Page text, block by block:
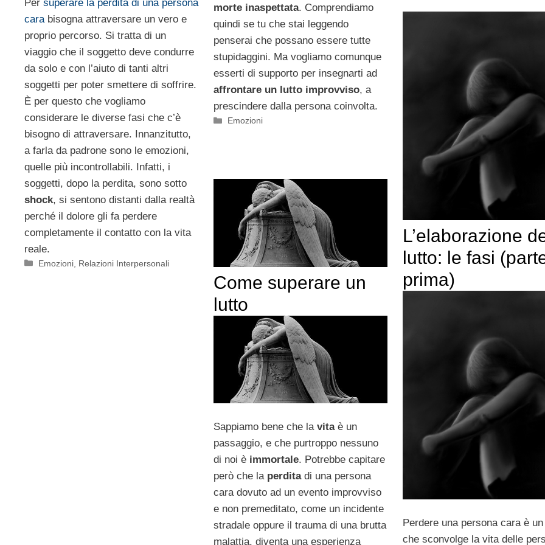
morte inaspettata. Comprendiamo
quindi se tu che stai leggendo
penserai che possano essere tutte
stupidaggini. Ma vogliamo comunque
esserti di supporto per insegnarti ad
affrontare un lutto improvviso, a
prescindere dalla persona coinvolta.
Categorie
Emozioni
Per superare la perdita di una persona
cara bisogna attraversare un vero e
proprio percorso. Si tratta di un
viaggio che il soggetto deve condurre
da solo e con l’aiuto di tanti altri
soggetti per poter smettere di soffrire.
È per questo che vogliamo
considerare le diverse fasi che c’è
bisogno di attraversare. Innanzitutto,
a farla da padrone sono le emozioni,
quelle più incontrollabili. Infatti, i
soggetti, dopo la perdita, sono sotto
shock, si sentono distanti dalla realtà
perché il dolore gli fa perdere
completamente il contatto con la vita
reale.
Categorie
Emozioni Relazioni Interpersonali
L’elaborazione
lutto: le fasi
prima)
Perdere una persona cara è
che sconvolge la vita delle
Come superare un
lutto
Sappiamo bene che la vita è un
passaggio, e che purtroppo nessuno
di noi è immortale. Potrebbe capitare
però che la perdita di una persona
cara dovuto ad un evento improvviso
e non premeditato, come un incidente
stradale oppure il trauma di una brutta
malattia, diventa una esperienza